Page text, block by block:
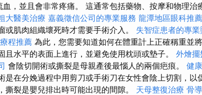
，並且會非常疼痛。 這通常包括藥物、按摩和物理治
大醫美治療 嘉義徵信公司的專業服務 龍潭地區眼科推薦
或肌肉組織壞死時才需要手術介入。 失智症患者的專業
程推薦 為此，您需要知道如何在體重計上正確稱重並
且水平的表面上進行，並避免使用枕頭或墊子。 外燴
會陰切開術或撕裂是母親產後最惱人的兩個疤痕。 健
是在分娩過程中用剪刀或手術刀在女性會陰上切割，以
撕裂是嬰兒排出時可能出現的間隙。 天母整復治療 骨